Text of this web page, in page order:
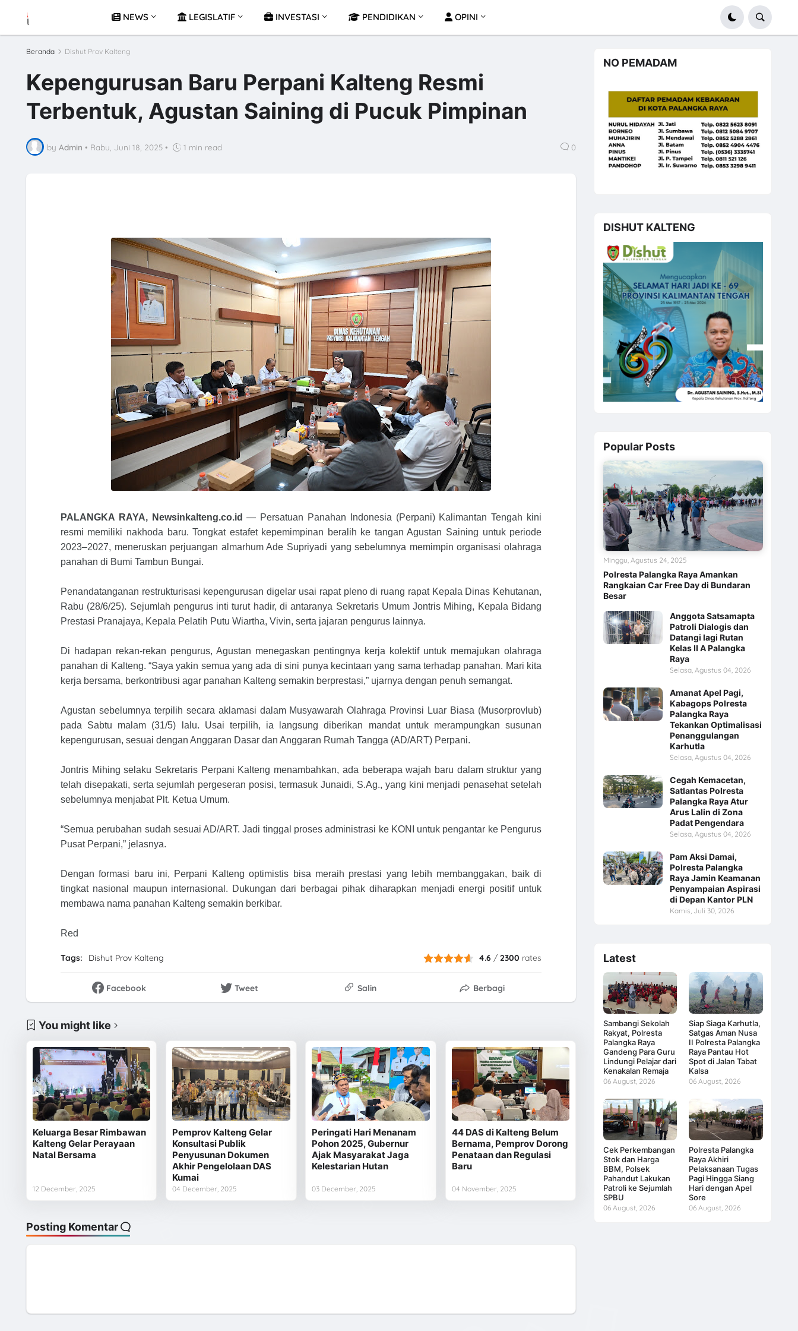
NEWS LEGISLATIF INVESTASI PENDIDIKAN OPINI
Beranda Dishut Prov Kalteng
Kepengurusan Baru Perpani Kalteng Resmi
Terbentuk, Agustan Saining di Pucuk Pimpinan
by Admin • Rabu, Juni 18, 2025 • 1 min read 0
PALANGKA RAYA, Newsinkalteng.co.id — Persatuan Panahan Indonesia (Perpani) Kalimantan Tengah kini
resmi memiliki nakhoda baru. Tongkat estafet kepemimpinan beralih ke tangan Agustan Saining untuk periode
2023–2027, meneruskan perjuangan almarhum Ade Supriyadi yang sebelumnya memimpin organisasi olahraga
panahan di Bumi Tambun Bungai.
Penandatanganan restrukturisasi kepengurusan digelar usai rapat pleno di ruang rapat Kepala Dinas Kehutanan,
Rabu (28/6/25). Sejumlah pengurus inti turut hadir, di antaranya Sekretaris Umum Jontris Mihing, Kepala Bidang
Prestasi Pranajaya, Kepala Pelatih Putu Wiartha, Vivin, serta jajaran pengurus lainnya.
Di hadapan rekan-rekan pengurus, Agustan menegaskan pentingnya kerja kolektif untuk memajukan olahraga
panahan di Kalteng. “Saya yakin semua yang ada di sini punya kecintaan yang sama terhadap panahan. Mari kita
kerja bersama, berkontribusi agar panahan Kalteng semakin berprestasi,” ujarnya dengan penuh semangat.
Agustan sebelumnya terpilih secara aklamasi dalam Musyawarah Olahraga Provinsi Luar Biasa (Musorprovlub)
pada Sabtu malam (31/5) lalu. Usai terpilih, ia langsung diberikan mandat untuk merampungkan susunan
kepengurusan, sesuai dengan Anggaran Dasar dan Anggaran Rumah Tangga (AD/ART) Perpani.
Jontris Mihing selaku Sekretaris Perpani Kalteng menambahkan, ada beberapa wajah baru dalam struktur yang
telah disepakati, serta sejumlah pergeseran posisi, termasuk Junaidi, S.Ag., yang kini menjadi penasehat setelah
sebelumnya menjabat Plt. Ketua Umum.
“Semua perubahan sudah sesuai AD/ART. Jadi tinggal proses administrasi ke KONI untuk pengantar ke Pengurus
Pusat Perpani,” jelasnya.
Dengan formasi baru ini, Perpani Kalteng optimistis bisa meraih prestasi yang lebih membanggakan, baik di
tingkat nasional maupun internasional. Dukungan dari berbagai pihak diharapkan menjadi energi positif untuk
membawa nama panahan Kalteng semakin berkibar.
Red
Tags: Dishut Prov Kalteng 4.6 /2300 rates
Facebook Tweet Salin Berbagi
You might like
Keluarga Besar Rimbawan
Kalteng Gelar Perayaan
Natal Bersama
12 December, 2025
Pemprov Kalteng Gelar
Konsultasi Publik
Penyusunan Dokumen
Akhir Pengelolaan DAS
Kumai
04 December, 2025
Peringati Hari Menanam
Pohon 2025, Gubernur
Ajak Masyarakat Jaga
Kelestarian Hutan
03 December, 2025
44 DAS di Kalteng Belum
Bernama, Pemprov Dorong
Penataan dan Regulasi
Baru
04 November, 2025
Posting Komentar
NO PEMADAM
DISHUT KALTENG
Popular Posts
Polresta Palangka Raya Amankan
Rangkaian Car Free Day di Bundaran
Besar
Minggu, Agustus 24, 2025
Anggota Satsamapta
Patroli Dialogis dan
Datangi lagi Rutan
Kelas II A Palangka
Raya
Selasa, Agustus 04, 2026
Amanat Apel Pagi,
Kabagops Polresta
Palangka Raya
Tekankan Optimalisasi
Penanggulangan
Karhutla
Selasa, Agustus 04, 2026
Cegah Kemacetan,
Satlantas Polresta
Palangka Raya Atur
Arus Lalin di Zona
Padat Pengendara
Selasa, Agustus 04, 2026
Pam Aksi Damai,
Polresta Palangka
Raya Jamin Keamanan
Penyampaian Aspirasi
di Depan Kantor PLN
Kamis, Juli 30, 2026
Latest
Sambangi Sekolah
Rakyat, Polresta
Palangka Raya
Gandeng Para Guru
Lindungi Pelajar dari
Kenakalan Remaja
06 August, 2026
Siap Siaga Karhutla,
Satgas Aman Nusa
II Polresta Palangka
Raya Pantau Hot
Spot di Jalan Tabat
Kalsa
06 August, 2026
Cek Perkembangan
Stok dan Harga
BBM, Polsek
Pahandut Lakukan
Patroli ke Sejumlah
SPBU
06 August, 2026
Polresta Palangka
Raya Akhiri
Pelaksanaan Tugas
Pagi Hingga Siang
Hari dengan Apel
Sore
06 August, 2026